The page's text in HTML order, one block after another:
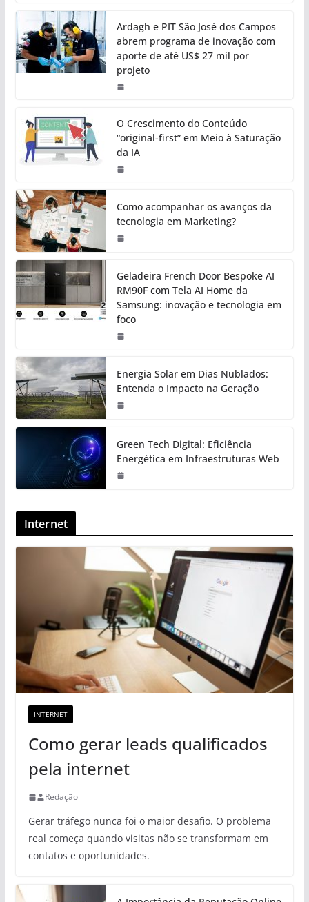
Ardagh e PIT São José dos Campos
abrem programa de inovação com
aporte de até US$ 27 mil por
projeto
O Crescimento do Conteúdo
“original-first” em Meio à Saturação
da IA
Como acompanhar os avanços da
tecnologia em Marketing?
Geladeira French Door Bespoke AI
RM90F com Tela AI Home da
Samsung: inovação e tecnologia em
foco
Energia Solar em Dias Nublados:
Entenda o Impacto na Geração
Green Tech Digital: Eficiência
Energética em Infraestruturas Web
Internet
INTERNET
Como gerar leads qualificados
pela internet
Redação
Gerar tráfego nunca foi o maior desafio. O problema
real começa quando visitas não se transformam em
contatos e oportunidades.